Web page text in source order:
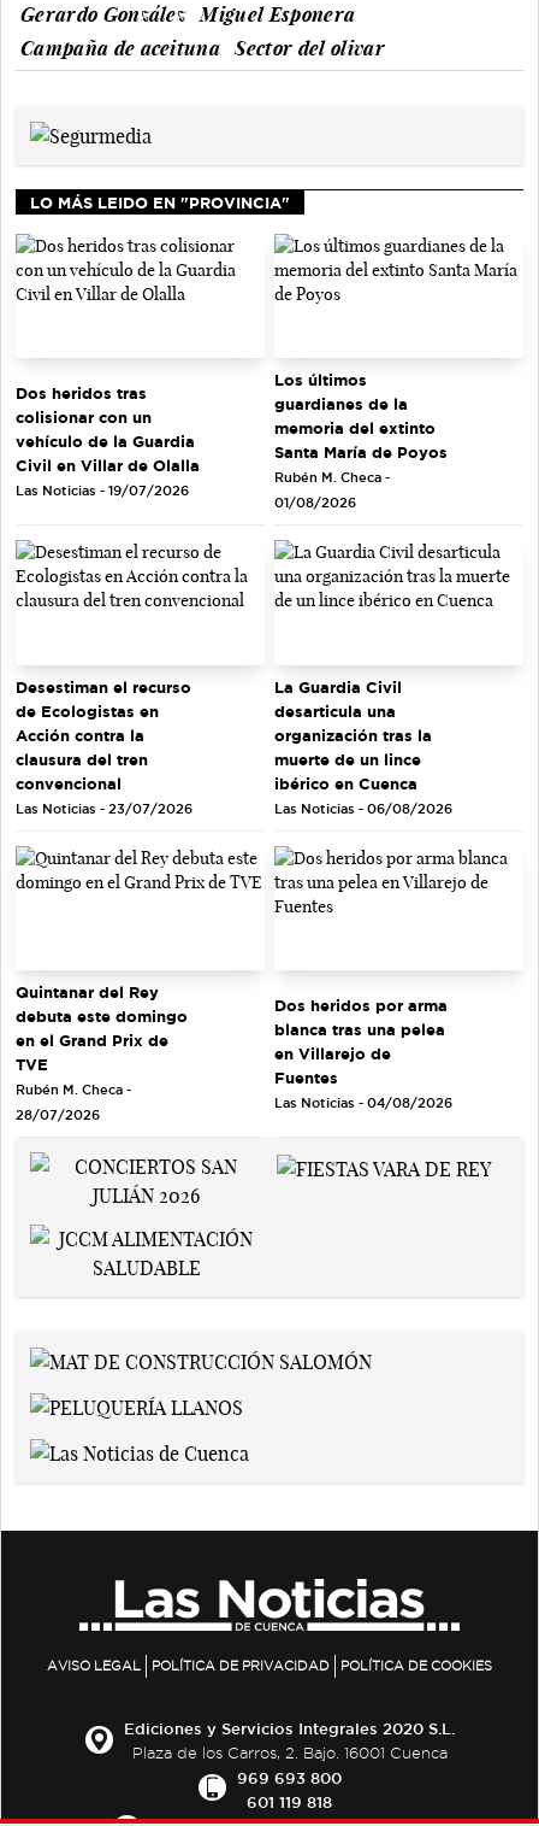
Gerardo González
Miguel Esponera
Campaña de aceituna
Sector del olivar
LO MÁS LEIDO EN "PROVINCIA"
Dos heridos tras
colisionar con un
vehículo de la Guardia
Civil en Villar de Olalla
Las Noticias - 19/07/2026
Los últimos
guardianes de la
memoria del extinto
Santa María de Poyos
Rubén M. Checa -
01/08/2026
Desestiman el recurso
de Ecologistas en
Acción contra la
clausura del tren
convencional
Las Noticias - 23/07/2026
La Guardia Civil
desarticula una
organización tras la
muerte de un lince
ibérico en Cuenca
Las Noticias - 06/08/2026
Quintanar del Rey
debuta este domingo
en el Grand Prix de
TVE
Rubén M. Checa -
28/07/2026
Dos heridos por arma
blanca tras una pelea
en Villarejo de
Fuentes
Las Noticias - 04/08/2026
AVISO LEGAL POLÍTICA DE PRIVACIDAD POLÍTICA DE COOKIES
Ediciones y Servicios Integrales 2020 S.L.
Plaza de los Carros, 2. Bajo. 16001 Cuenca
969 693 800
601 119 818